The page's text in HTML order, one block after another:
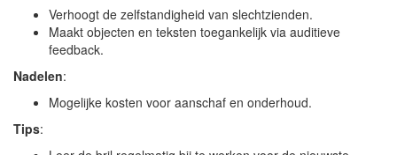
Verhoogt de zelfstandigheid van slechtzienden.
Maakt objecten en teksten toegankelijk via auditieve
feedback.
Nadelen:
Mogelijke kosten voor aanschaf en onderhoud.
Tips: